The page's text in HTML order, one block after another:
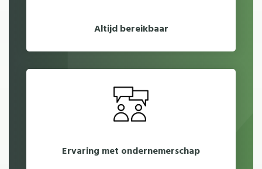
Altijd bereikbaar
Ervaring met ondernemerschap